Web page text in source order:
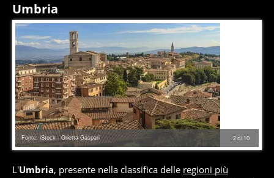
Umbria
2di 10
Fonte: iStock - Orietta Gaspari
L'Umbria, presente nella classifica delle regioni più